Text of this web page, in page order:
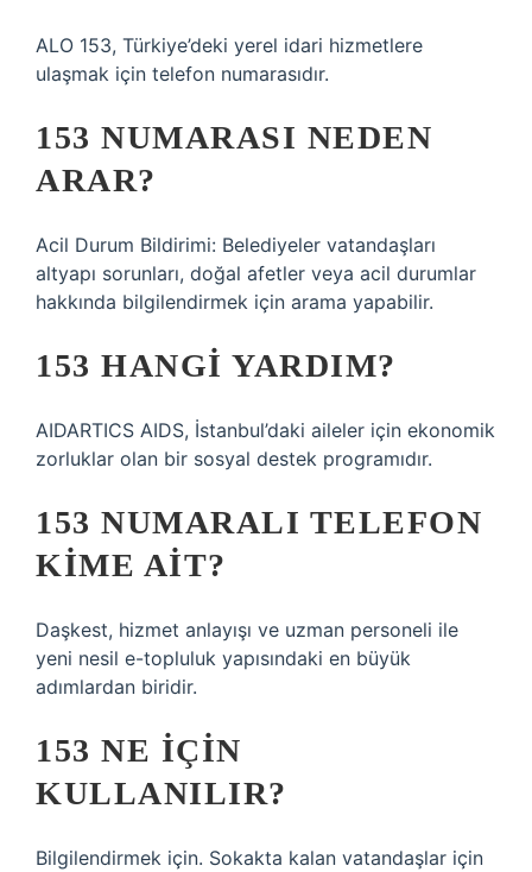
ALO 153, Türkiye’deki yerel idari hizmetlere
ulaşmak için telefon numarasıdır.
153 NUMARASI NEDEN
ARAR?
Acil Durum Bildirimi: Belediyeler vatandaşları
altyapı sorunları, doğal afetler veya acil durumlar
hakkında bilgilendirmek için arama yapabilir.
153 HANGI YARDIM?
AIDARTICS AIDS, İstanbul’daki aileler için ekonomik
zorluklar olan bir sosyal destek programıdır.
153 NUMARALI TELEFON
KIME AIT?
Daşkest, hizmet anlayışı ve uzman personeli ile
yeni nesil e-topluluk yapısındaki en büyük
adımlardan biridir.
153 NE IÇIN
KULLANILIR?
Bilgilendirmek için. Sokakta kalan vatandaşlar için